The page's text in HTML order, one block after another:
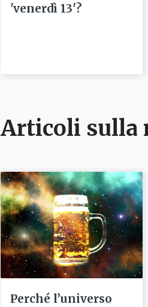
'venerdì 13'?
Articoli sulla
Perché l’universo